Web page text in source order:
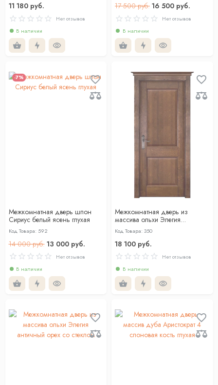
11 180 руб.
Нет отзывов
В наличии
17 500 руб. 16 500 руб.
Нет отзывов
В наличии
-7%
Межкомнатная дверь шпон
Сириус белый ясень глухая
Код Товара: 592
14 000 руб. 13 000 руб.
Нет отзывов
В наличии
Межкомнатная дверь из
массива ольхи Элегия
античный орех глухая
Код Товара: 350
18 100 руб.
Нет отзывов
В наличии